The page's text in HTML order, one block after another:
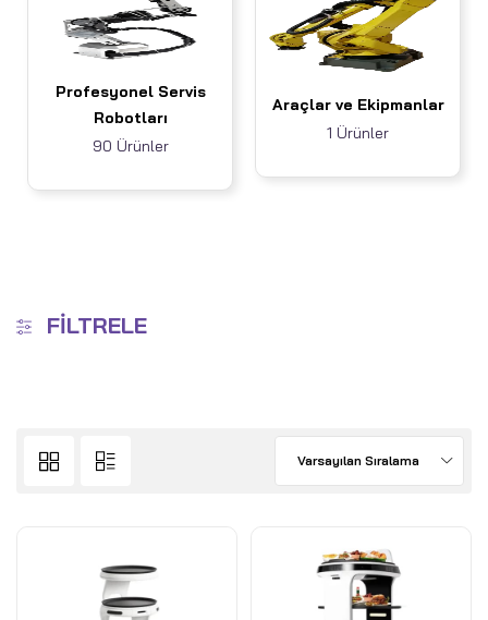
Profesyonel Servis
Robotları
90 Ürünler
Araçlar ve Ekipmanlar
1 Ürünler
FILTRELE
Varsayılan Sıralama